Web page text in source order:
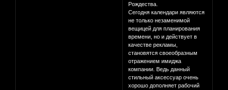
Рождества.
Сегодня календари являются
не только незаменимой
вещицей для планирования
времени, но и действует в
качестве рекламы,
становятся своеобразным
отражением имиджа
компании. Ведь данный
стильный аксессуар очень
хорошо дополняет рабочий